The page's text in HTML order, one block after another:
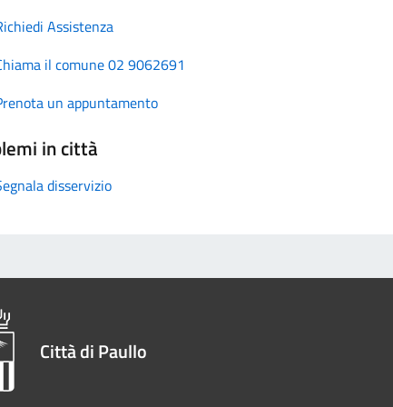
Assistenza
il comune 02 9062691
un appuntamento
in città
disservizio
Città di Paullo